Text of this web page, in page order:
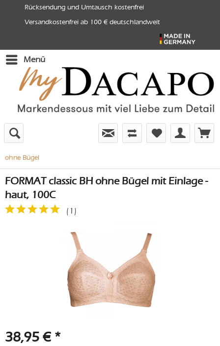
Rücksendung und Umtausch kostenfrei
Versandkostenfrei ab 100 € deutschlandweit
Menü
ohne Bügel
FORMAT classic BH ohne Bügel mit Einlage -
haut, 100C
( 1 )
38,95 € *